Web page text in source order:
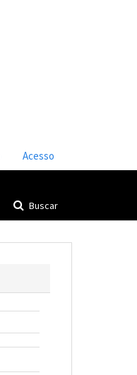
Acesso
Buscar